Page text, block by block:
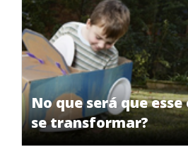
No que será que
se transformar?